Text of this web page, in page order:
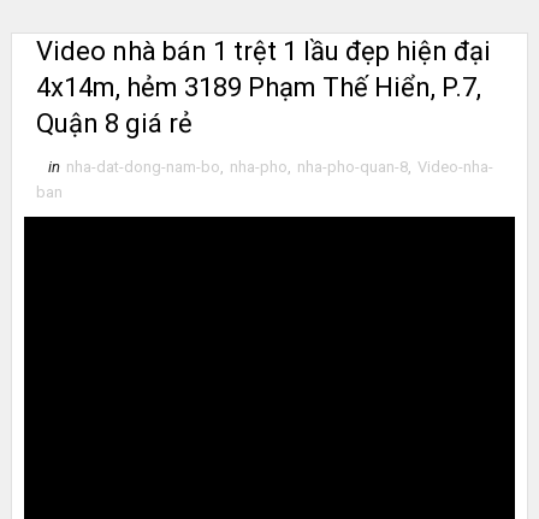
Video nhà bán 1 trệt 1 lầu đẹp hiện đại
4x14m, hẻm 3189 Phạm Thế Hiển, P.7,
Quận 8 giá rẻ
in nha-dat-dong-nam-bo, nha-pho, nha-pho-quan-8, Video-nha-
ban